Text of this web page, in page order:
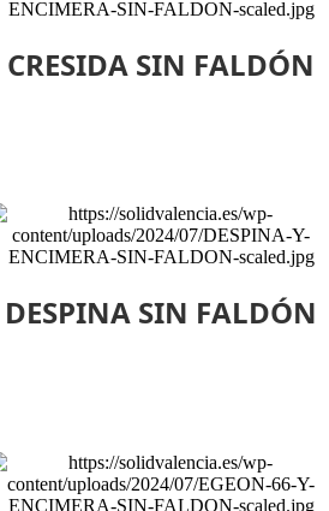
CRESIDA SIN FALDÓN
DESPINA SIN FALDÓN